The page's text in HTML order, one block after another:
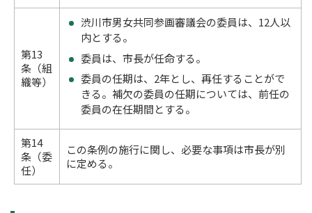
第13
条（組
織等）
渋川市男女共同参画審議会の委員は、12人以
内とする。
委員は、市長が任命する。
委員の任期は、2年とし、再任することがで
きる。補欠の委員の任期については、前任の
委員の在任期間とする。
第14
条（委
任）
この条例の施行に関し、必要な事項は市長が別
に定める。